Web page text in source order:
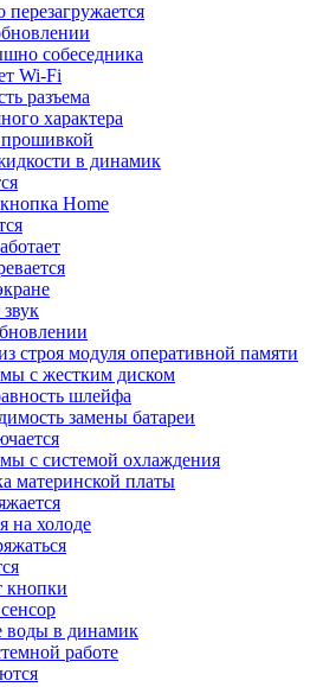
собеседника
Wi-Fi
разъема
характера
в динамик
Home
строя модуля оперативной памяти
с жестким диском
шлейфа
замены батареи
с системой охлаждения
материнской платы
на холоде
кнопки
воды в динамик
работе